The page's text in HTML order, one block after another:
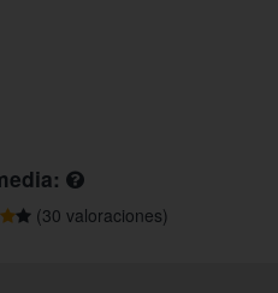
(30 valoraciones)